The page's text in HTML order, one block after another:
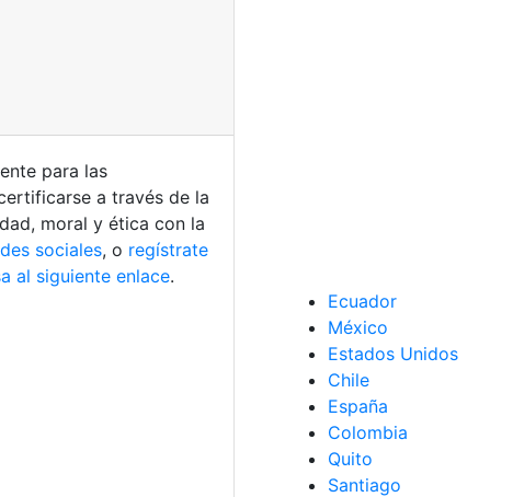
para las
a través de la
moral y ética con la
sociales, o regístrate
al siguiente enlace.
Ecuador
México
Estados Unidos
Chile
España
Colombia
Quito
Santiago